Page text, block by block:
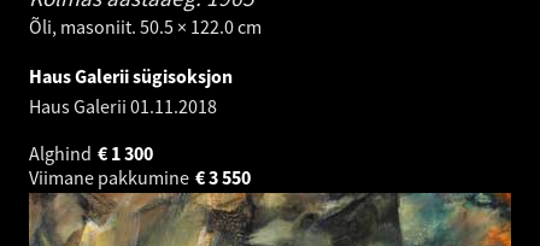
Õli, masoniit. 50.5 × 122.0 cm
Haus Galerii sügisoksjon
Haus Galerii 01.11.2018
Alghind
1 300
€
Viimane pakkumine
3 550
€